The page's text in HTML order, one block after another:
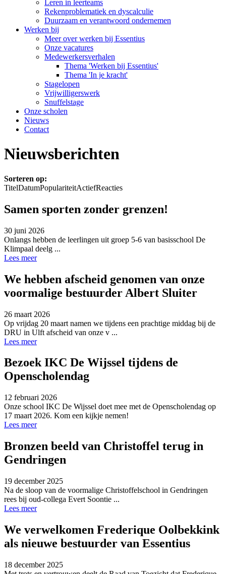
Leren in leerteams
Rekenproblematiek en dyscalculie
Duurzaam en verantwoord ondernemen
Werken bij
Meer over werken bij Essentius
Onze vacatures
Medewerkersverhalen
Thema 'Werken bij Essentius'
Thema 'In je kracht'
Stagelopen
Vrijwilligerswerk
Snuffelstage
Onze scholen
Nieuws
Contact
Nieuwsberichten
Sorteren op:
TitelDatumPopulariteitActiefReacties
Samen sporten zonder grenzen!
30 juni 2026
Onlangs hebben de leerlingen uit groep 5-6 van basisschool De
Klimpaal deelg ...
Lees meer
We hebben afscheid genomen van onze
voormalige bestuurder Albert Sluiter
26 maart 2026
Op vrijdag 20 maart namen we tijdens een prachtige middag bij de
DRU in Ulft afscheid van onze v ...
Lees meer
Bezoek IKC De Wijssel tijdens de
Openscholendag
12 februari 2026
Onze school IKC De Wijssel doet mee met de Openscholendag op
17 maart 2026. Kom een kijkje nemen!
Lees meer
Bronzen beeld van Christoffel terug in
Gendringen
19 december 2025
Na de sloop van de voormalige Christoffelschool in Gendringen
rees bij oud-collega Evert Soontie ...
Lees meer
We verwelkomen Frederique Oolbekkink
als nieuwe bestuurder van Essentius
18 december 2025